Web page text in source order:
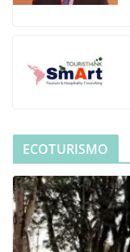
ECOTURISMO